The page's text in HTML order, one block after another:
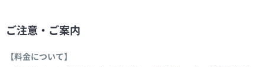
ご注意・ご案内
【料金について】